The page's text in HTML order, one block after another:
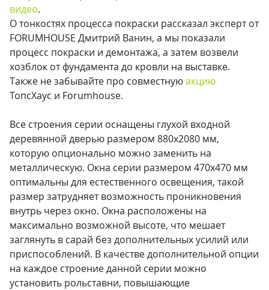
видео.
О тонкостях процесса покраски рассказал эксперт от
FORUMHOUSE Дмитрий Ванин, а мы показали
процесс покраски и демонтажа, а затем возвели
хозблок от фундамента до кровли на выставке.
Также не забывайте про совместнуюакцию
ТопсХаус и Forumhouse.
Все строения серии оснащены глухой входной
деревянной дверью размером 880х2080 мм,
которую опционально можно заменить на
металлическую. Окна серии размером 470х470 мм
оптимальны для естественного освещения, такой
размер затрудняет возможность проникновения
внутрь через окно. Окна расположены на
максимально возможной высоте, что мешает
заглянуть в сарай без дополнительных усилий или
приспособлений. В качестве дополнительной опции
на каждое строение данной серии можно
установить рольставни, повышающие